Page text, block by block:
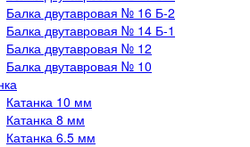
Балка двутавровая № 16 Б-2
Балка двутавровая № 14 Б-1
Балка двутавровая № 12
Балка двутавровая № 10
Катанка 10 мм
Катанка 8 мм
Катанка 6.5 мм